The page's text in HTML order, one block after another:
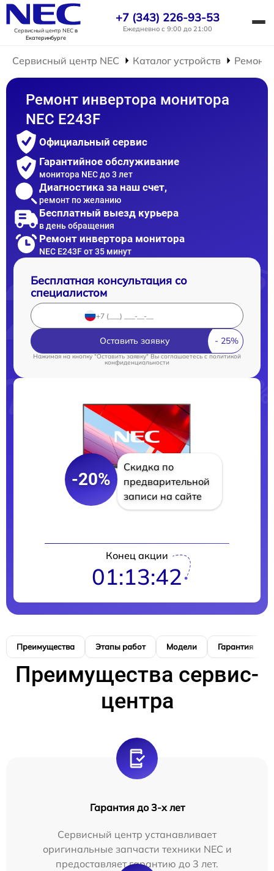
Сервисный центр NECв
Екатеринбурге
+7 (343) 226-93-53
Ежедневно с 9:00 до 21:00
Сервисный центр NEC Каталог устройств Ремонт
Ремонт инвертора монитора
NEC E243F
Официальный сервис
Гарантийное обслуживание
монитора NEC до 3 лет
Диагностика за наш счет,
ремонт по желанию
Бесплатный выезд курьера
в день обращения
Ремонт инвертора монитора
NEC E243F от 35 минут
Бесплатная консультация со
специалистом
Оставить заявку
Нажимая на кнопку "Оставить заявку" Вы соглашаетесь cполитикой
конфиденциальности
-20%
Скидка по
предварительной
записи на сайте
Конец акции
01:13:41
Преимущества Этапы работ Модели Гарантия
Преимущества сервис-
центра
Гарантия до 3-х лет
Сервисный центр устанавливает
оригинальные запчасти техники NEC и
предоставляет гарантию до 3 лет.